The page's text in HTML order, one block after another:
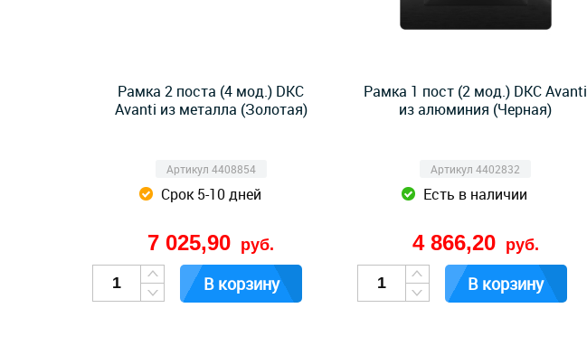
Рамка 2 поста (4 мод.) DKC
Avanti из металла (Золотая)
Артикул 4408854
Срок 5-10 дней
7 025,90 руб.
В корзину
Рамка 1 пост (2 мод.) DKC Avanti
из алюминия (Черная)
Артикул 4402832
Есть в наличии
4 866,20 руб.
В корзину